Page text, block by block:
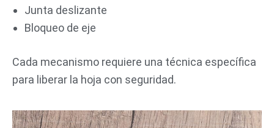
Junta deslizante
Bloqueo de eje
Cada mecanismo requiere una técnica específica
para liberar la hoja con seguridad.